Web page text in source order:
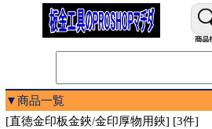
▼商品一覧
[直徳金印板金鋏/金印厚物用鋏] [3件]